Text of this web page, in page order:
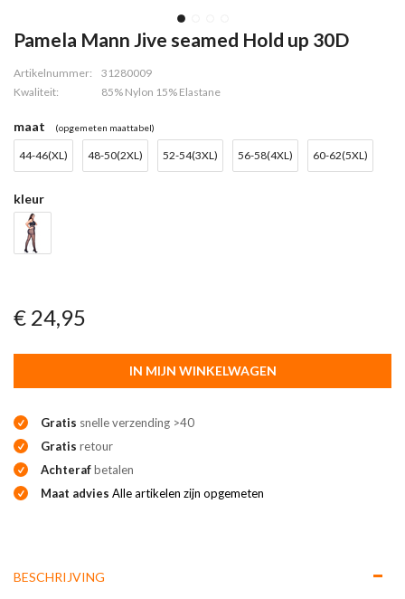
Pamela Mann Jive seamed Hold up 30D
Artikelnummer:
31280009
Kwaliteit:
85% Nylon 15% Elastane
maat (opgemeten maattabel)
44-46(XL) 48-50(2XL) 52-54(3XL) 56-58(4XL) 60-62(5XL)
kleur
€ 24,95
IN MIJN WINKELWAGEN
Gratis snelle verzending >40
Gratis retour
Achterafbetalen
Maat advies Alle artikelen zijn opgemeten
BESCHRIJVING